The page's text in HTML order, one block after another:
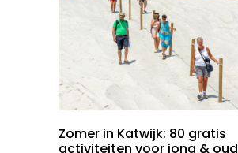
Zomer in Katwijk: 80 gratis
activiteiten voor jong & oud